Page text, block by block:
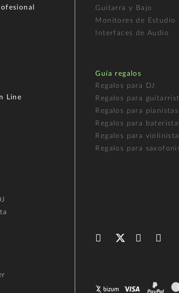
Line
Guitarra y Bajo
Monitores de Estudio
Interfaces de Audio
Guía regalos
Regalos para DJ
Regalos para
Regalos para pianistas
Regalos para
Regalos para
Regalos para